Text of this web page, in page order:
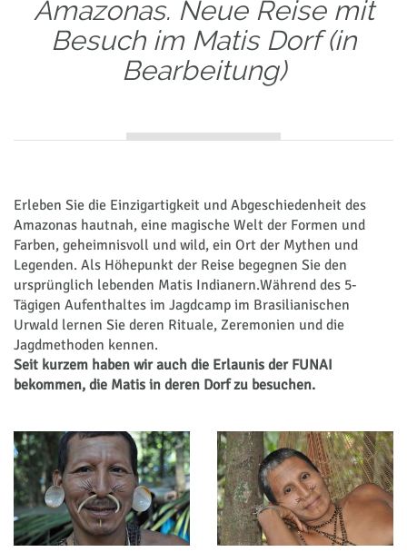
Amazonas. Neue Reise mit
Besuch im Matis Dorf (in
Bearbeitung)
Erleben Sie die Einzigartigkeit und Abgeschiedenheit des
Amazonas hautnah, eine magische Welt der Formen und
Farben, geheimnisvoll und wild, ein Ort der Mythen und
Legenden. Als Höhepunkt der Reise begegnen Sie den
ursprünglich lebenden Matis Indianern.Während des 5-
Tägigen Aufenthaltes im Jagdcamp im Brasilianischen
Urwald lernen Sie deren Rituale, Zeremonien und die
Jagdmethoden kennen.
Seit kurzem haben wir auch die Erlaunis der FUNAI
bekommen, die Matis in deren Dorf zu besuchen.